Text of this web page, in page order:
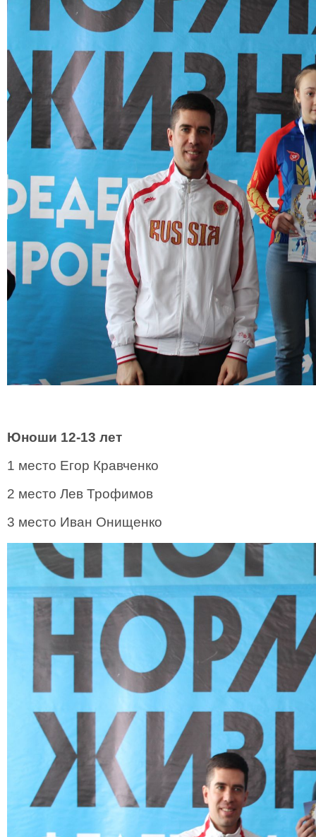
Юноши 12-13 лет
1 место Егор Кравченко
2 место Лев Трофимов
3 место Иван Онищенко